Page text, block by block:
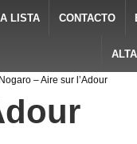
LISTA CONTACTO
– Aire sur l’Adour